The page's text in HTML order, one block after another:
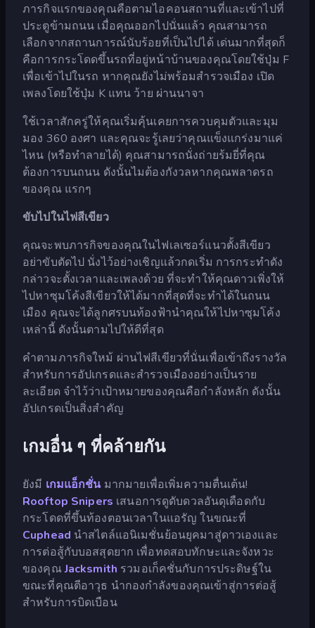
ภารกิจแรกของคุณคือตามไอคอนสถานที่และเข้าไปที่
ประตูข้ามถนน เมื่อคุณออกไปนั่นแล้ว คุณสามารถ
เลือกจากสถานการณ์นับร้อยที่เป็นไปได้ เด่นมากที่สุดก็
คือการกระโดดขึ้นรถที่อยู่หน้าบ้านของคุณโดยใช้ปุ่ม F
เพื่อเข้าไปในรถ หากคุณยังไม่พร้อมสำรวจเมือง เปิด
เพลงโดยใช้ปุ่ม K แทน ว้าย ผ่านนาจา
ใช้เวลาสักครู่ให้คุณเริ่มคุ้นเคยการควบคุมตัวและมุม
มอง 360 องศา และคุณจะรู้เลยว่าคุณแข็งแกร่งมาแค่
ไหน (หรือทำลายได้) คุณสามารถนั่งถ่ายร้มยี่ที่คุณ
ต้องการบนถนน ดังนั้นไมต้องกังวลหากคุณพลาดรถ
ของคุณ แรกๆ
ขับไปในไฟสีเขียว
คุณจะพบภารกิจของคุณในไฟเลเซอร์แนวตั้งสีเขียว
อย่าขับตัดไป นั่งไว้อย่างเชิญแล้วกดเริ่ม การกระทำดัง
กล่าวจะตั้งเวลาและเพลงด้วย ที่จะทำให้คุณดาวเพิ่งให้
ไปหาซุมโค้งสีเขียวให้ได้มากที่สุดที่จะทำได้ในถนน
เมือง คุณจะได้ลูกศรบนท้องฟ้านำคุณให้ไปหาซุมโค้ง
เหล่านี้ ดังนั้นตามไปให้ดีที่สุด
คำตามภารกิจใหม้ ผ่านไฟสีเขียวที่นั่นเพื่อเข้าถึงรางวัล
สำหรับการอัปเกรดและสำรวจเมืองอย่างเป็นราย
ละเอียด จำไว้ว่าเป้าหมายของคุณคือกำลังหลัก ดังนั้น
อัปเกรดเป็นสิ่งสำคัญ
เกมอื่น ๆ ที่คล้ายกัน
ยังมี เกมแอ็กชั่นมากมายเพื่อเพิ่มความตื่นเต้น!
Rooftop Snipers เสนอการดูดับดวลอันดุเดือดกับ
กระโดดที่ขึ้นท้องตอนเวลาในแอรัญ ในขณะที่
Cuphead นำสไตล์แอนิเมชั่นย้อนยุคมาสู่ดาวเองและ
การต่อสู้กับบอสสุดยาก เพื่อทดสอบทักษะและจังหวะ
ของคุณJacksmith รวมอเก็คชั่นกับการประดิษฐ์ใน
ขณะที่คุณตีอาวุธ นำกองกำลังของคุณเข้าสู่การต่อสู้
สำหรับการบิดเบือน